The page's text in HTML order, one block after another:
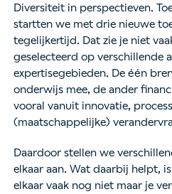
Diversiteit in perspectieven.
startten we met drie nieuwe
tegelijkertijd. Dat zie je niet
geselecteerd op verschillende
expertisegebieden. De één
onderwijs mee, de ander
vooral vanuit innovatie,
(maatschappelijke)
Daardoor stellen we
elkaar aan. Wat daarbij helpt,
elkaar vaak nog niet maar je